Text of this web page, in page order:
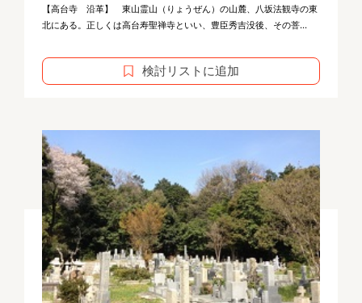
【高台寺 沿革】 東山霊山（りょうぜん）の山麓、八坂法観寺の東
北にある。正しくは高台寿聖禅寺といい、豊臣秀吉没後、その菩...
検討リストに追加